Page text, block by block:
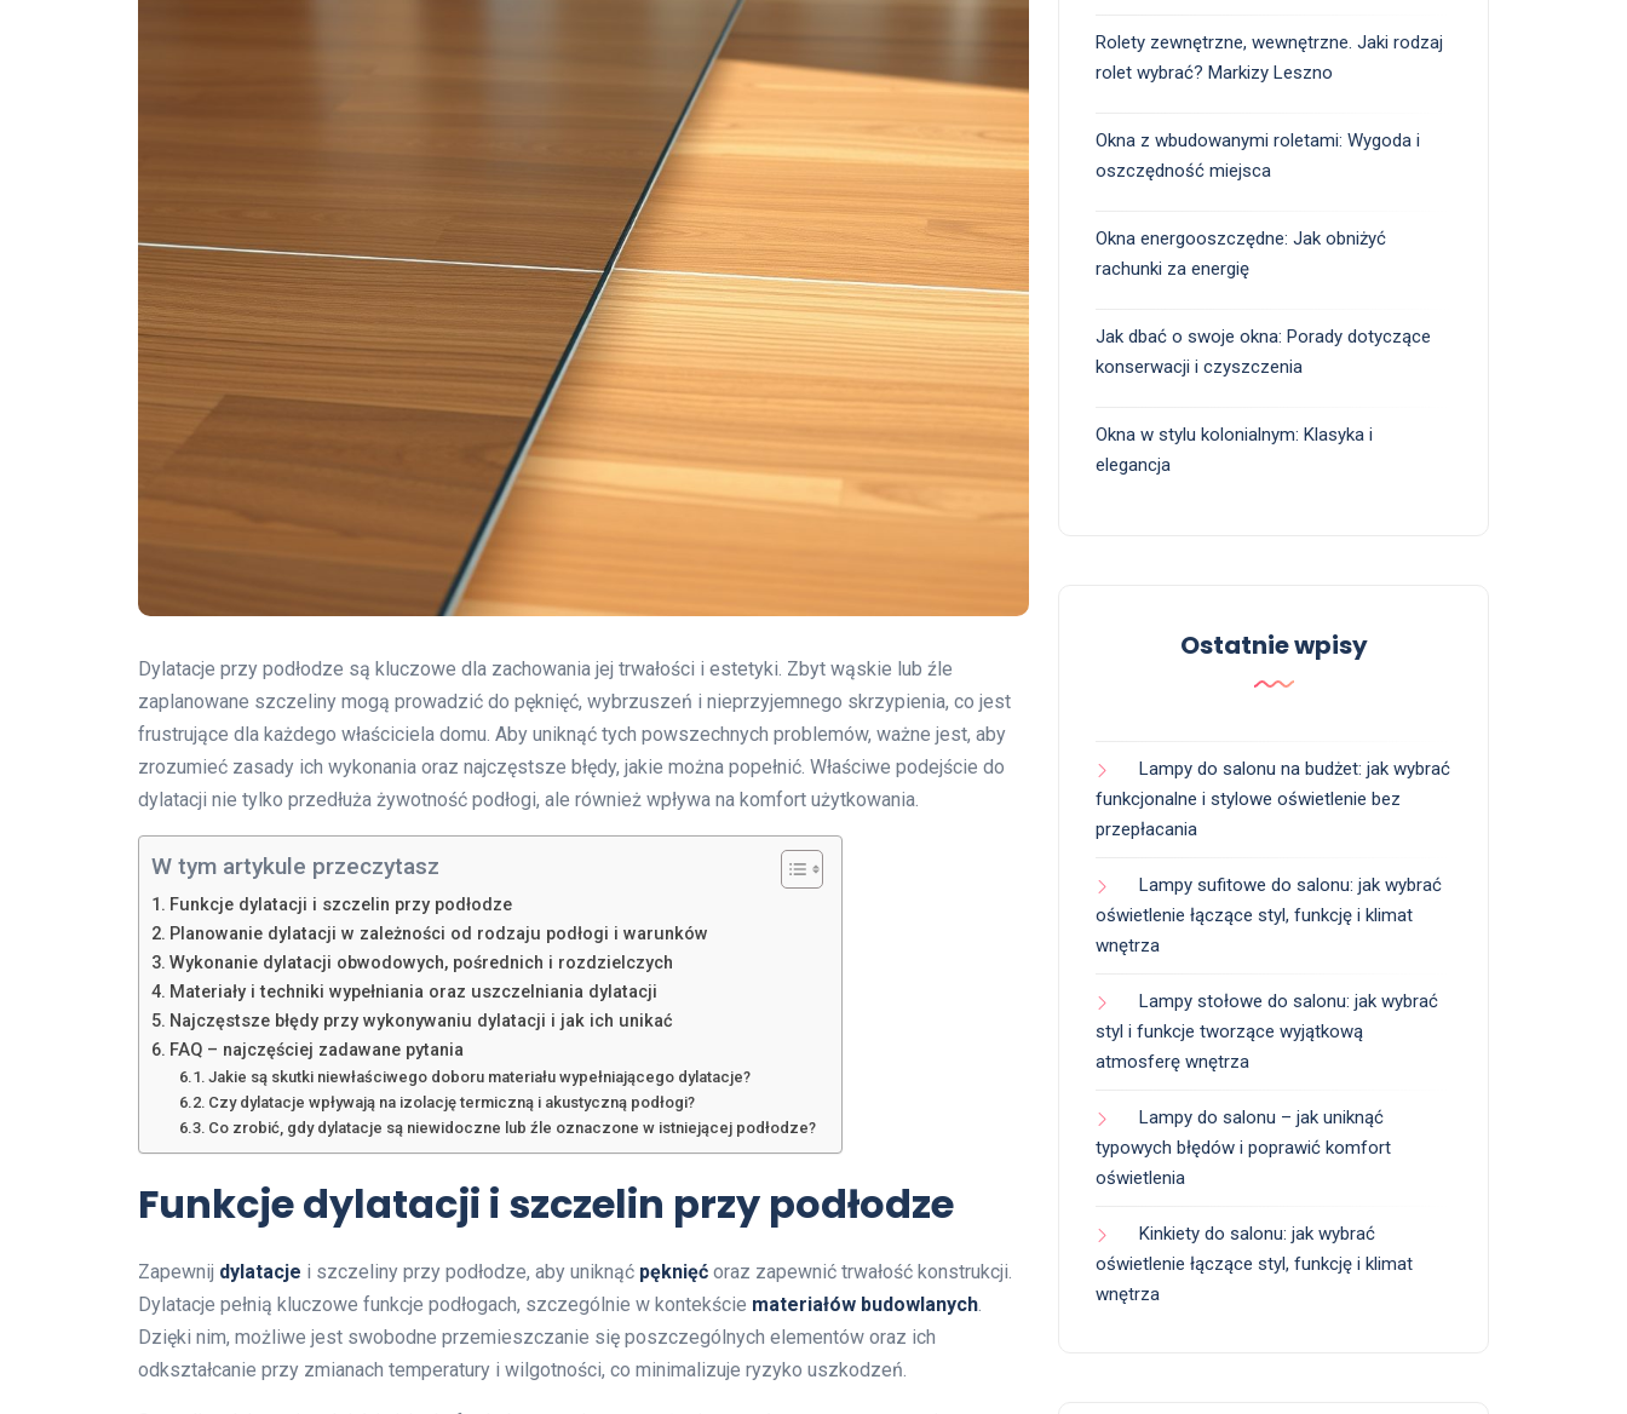
Dylatacje przy podłodze są kluczowe dla zachowania jej trwałości i estetyki. Zbyt wąskie lub źle
zaplanowane szczeliny mogą prowadzić do pęknięć, wybrzuszeń i nieprzyjemnego skrzypienia, co jest
frustrujące dla każdego właściciela domu. Aby uniknąć tych powszechnych problemów, ważne jest, aby
zrozumieć zasady ich wykonania oraz najczęstsze błędy, jakie można popełnić. Właściwe podejście do
dylatacji nie tylko przedłuża żywotność podłogi, ale również wpływa na komfort użytkowania.
W tym artykule przeczytasz
Funkcje dylatacji i szczelin przy podłodze
Planowanie dylatacji w zależności od rodzaju podłogi i warunków
Wykonanie dylatacji obwodowych, pośrednich i rozdzielczych
Materiały i techniki wypełniania oraz uszczelniania dylatacji
Najczęstsze błędy przy wykonywaniu dylatacji i jak ich unikać
FAQ – najczęściej zadawane pytania
Jakie są skutki niewłaściwego doboru materiału wypełniającego dylatacje?
Czy dylatacje wpływają na izolację termiczną i akustyczną podłogi?
Co zrobić, gdy dylatacje są niewidoczne lub źle oznaczone w istniejącej podłodze?
Funkcje dylatacji i szczelin przy podłodze
Zapewnij dylatacje i szczeliny przy podłodze, aby uniknąć pęknięć oraz zapewnić trwałość konstrukcji.
Dylatacje pełnią kluczowe funkcje podłogach, szczególnie w kontekście materiałów budowlanych.
Dzięki nim, możliwe jest swobodne przemieszczanie się poszczególnych elementów oraz ich
odkształcanie przy zmianach temperatury i wilgotności, co minimalizuje ryzyko uszkodzeń.
Rolety zewnętrzne, wewnętrzne. Jaki rodzaj
rolet wybrać? Markizy Leszno
Okna z wbudowanymi roletami: Wygoda i
oszczędność miejsca
Okna energooszczędne: Jak obniżyć
rachunki za energię
Jak dbać o swoje okna: Porady dotyczące
konserwacji i czyszczenia
Okna w stylu kolonialnym: Klasyka i
elegancja
Ostatnie wpisy
Lampy do salonu na budżet: jak wybrać
funkcjonalne i stylowe oświetlenie bez
przepłacania
Lampy sufitowe do salonu: jak wybrać
oświetlenie łączące styl, funkcję i klimat
wnętrza
Lampy stołowe do salonu: jak wybrać
styl i funkcje tworzące wyjątkową
atmosferę wnętrza
Lampy do salonu – jak uniknąć
typowych błędów i poprawić komfort
oświetlenia
Kinkiety do salonu: jak wybrać
oświetlenie łączące styl, funkcję i klimat
wnętrza